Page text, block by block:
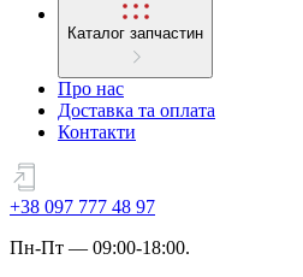
Каталог запчастин
Про нас
Доставка та оплата
Контакти
+38 097 777 48 97
Пн-Пт — 09:00-18:00.